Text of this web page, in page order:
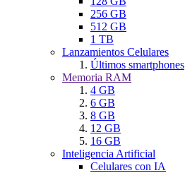
256 GB
512 GB
1 TB
Lanzamientos Celulares
Últimos smartphones
Memoria RAM
4 GB
6 GB
8 GB
12 GB
16 GB
Inteligencia Artificial
Celulares con IA